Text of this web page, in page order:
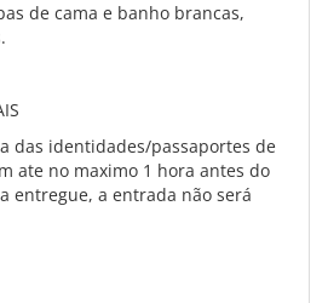
de cama e banho brancas,
das identidades/passaportes de
ate no maximo 1 hora antes do
entregue, a entrada não será